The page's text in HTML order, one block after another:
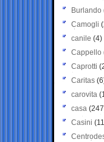
Burlando
Camogli
canile (4)
Cappello
Caprotti
Caritas
carovita
casa
Casini